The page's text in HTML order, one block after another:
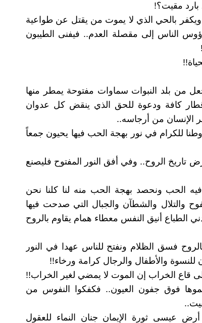
بارد مقيت؟!
ويكفر بالحي الذي لا يموت من يقتل عن طواعية
الناس إلى مقصلة العدم.. فيفنى الطيبون
من بلد النبوات سماوات مفتوحة يمطر منها
كافة ودعوة للحق الذي ينقض كل عدوان
الإنسان من أرجاسه..
للكرام في نور بهجة الحب فيها يحيون جمعاً
تاريخ الروح.. وفي أفق النور المفتوح فليصنع
الحب ونحصد بهجة الحب منه لنا كلنا نحن
والتلال والشطآن والجبال التي صدحت فيها
الطباع أنيق النفس معطاء همام يقاوم بالروح
بالروح فسق الظلام ونفتح للناس عهدا في النور
والأطفال والرجال كرامة ورخاء!!
إلى قاع الخراب إن الموت لا يمضي لغير الخراب!!
فوق جفون العيون.. فكفكوا النفوس من
عيسى ثورة الإيمان جنان النماء للعقول